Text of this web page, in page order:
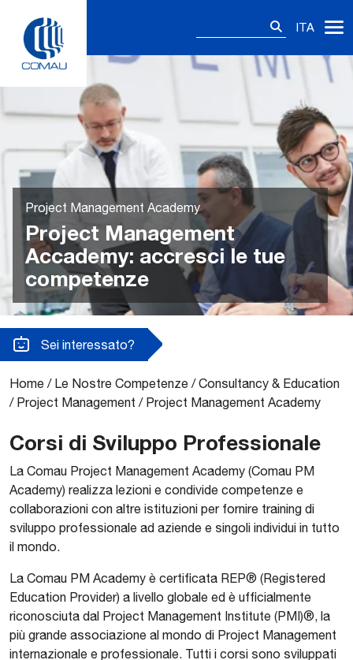
content
ITA
Project Management Academy
Project Management
Accademy: accresci le tue
competenze
Sei interessato?
Home / Le Nostre Competenze /Consultancy & Education
/ Project Management / Project Management Academy
Corsi di Sviluppo Professionale
La Comau Project Management Academy (Comau PM
Academy) realizza lezioni e condivide competenze e
collaborazioni con altre istituzioni per fornire training di
sviluppo professionale ad aziende e singoli individui in tutto
il mondo.
La Comau PM Academy è certificata REP® (Registered
Education Provider) a livello globale ed è ufficialmente
riconosciuta dal Project Management Institute (PMI)®, la
più grande associazione al mondo di Project Management
internazionale e professionale. Tutti i corsi sono sviluppati